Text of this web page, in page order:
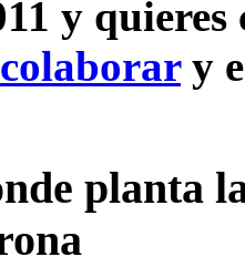
y
colaborary
planta